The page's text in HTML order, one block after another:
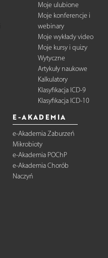
Moje ulubione
Moje konferencje i
webinary
Moje wykłady video
Moje kursy i quizy
Wytyczne
Artykuły naukowe
Kalkulatory
Klasyfikacja ICD-9
Klasyfikacja ICD-10
E-AKADEMIA
e-Akademia Zaburzeń
Mikrobioty
e-Akademia POChP
e-Akademia Chorób
Naczyń